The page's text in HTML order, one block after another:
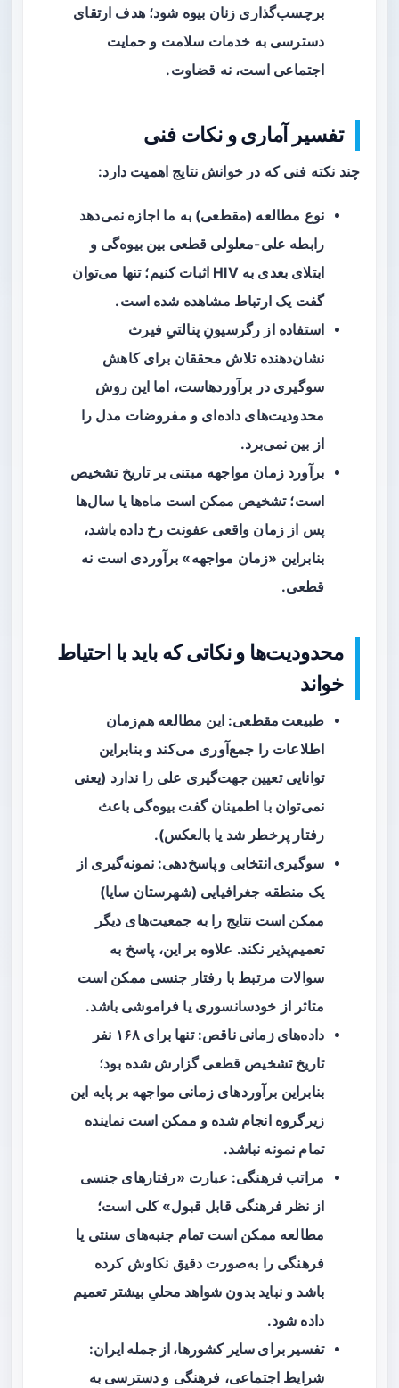
برچسب‌گذاری زنان بیوه شود؛ هدف ارتقای
دسترسی به خدمات سلامت و حمایت
اجتماعی است، نه قضاوت.
تفسیر آماری و نکات فنی
چند نکته فنی که در خوانش نتایج اهمیت دارد:
نوع مطالعه (مقطعی) به ما اجازه نمی‌دهد
رابطه علی-معلولی قطعی بین بیوه‌گی و
ابتلای بعدی به HIV اثبات کنیم؛ تنها می‌توان
گفت یکارتباط مشاهده شده است.
استفاده از رگرسیونِ پنالتیِ فیرث
نشان‌دهنده تلاش محققان برای کاهش
سوگیری در برآوردهاست، اما این روش
محدودیت‌های داده‌ای و مفروضات مدل را
از بین نمی‌برد.
برآورد زمان مواجهه مبتنی بر تاریخ تشخیص
است؛ تشخیص ممکن است ماه‌ها یا سال‌ها
پس از زمان واقعی عفونت رخ داده باشد،
بنابراین «زمان مواجهه» برآوردی است نه
قطعی.
محدودیت‌ها و نکاتی که باید با احتیاط
خواند
طبیعت مقطعی: این مطالعه هم‌زمان
اطلاعات را جمع‌آوری می‌کند و بنابراین
توانایی تعیین جهت‌گیری علی را ندارد (یعنی
نمی‌توان با اطمینان گفت بیوه‌گی باعث
رفتار پرخطر شد یا بالعکس).
سوگیری انتخابی و پاسخ‌دهی: نمونه‌گیری از
یک منطقه جغرافیایی (شهرستان سایا)
ممکن است نتایج را به جمعیت‌های دیگر
تعمیم‌پذیر نکند. علاوه بر این، پاسخ به
سوالات مرتبط با رفتار جنسی ممکن است
متاثر از خودسانسوری یا فراموشی باشد.
داده‌های زمانی ناقص
: تنها برای ۱۶۸ نفر
تاریخ تشخیص قطعی گزارش شده بود؛
بنابراین برآوردهای زمانی مواجهه بر پایه این
زیرگروه انجام شده و ممکن است نماینده
تمام نمونه نباشد.
مراتب فرهنگی: عبارت «رفتارهای جنسی
از نظر فرهنگی قابل قبول» کلی است؛
مطالعه ممکن است تمام جنبه‌های سنتی یا
فرهنگی را به‌صورت دقیق نکاوش کرده
باشد و نباید بدون شواهد محلیِ بیشتر تعمیم
داده شود.
تفسیر برای سایر کشورها، از جمله ایران:
شرایط اجتماعی، فرهنگی و دسترسی به